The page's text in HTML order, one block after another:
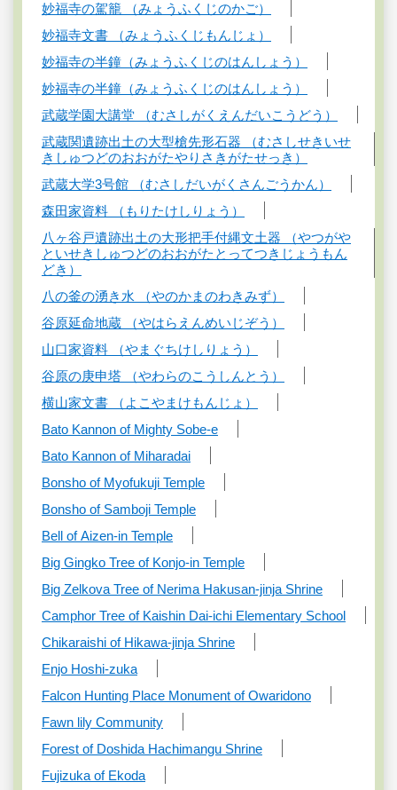
妙福寺の駕籠 （みょうふくじのかご）
妙福寺文書 （みょうふくじもんじょ）
妙福寺の半鐘（みょうふくじのはんしょう）
妙福寺の半鐘（みょうふくじのはんしょう）
武蔵学園大講堂 （むさしがくえんだいこうどう）
武蔵関遺跡出土の大型槍先形石器 （むさしせきいせ
きしゅつどのおおがたやりさきがたせっき）
武蔵大学3号館 （むさしだいがくさんごうかん）
森田家資料 （もりたけしりょう）
八ヶ谷戸遺跡出土の大形把手付縄文土器 （やつがや
といせきしゅつどのおおがたとってつきじょうもん
どき）
八の釜の湧き水 （やのかまのわきみず）
谷原延命地蔵 （やはらえんめいじぞう）
山口家資料 （やまぐちけしりょう）
谷原の庚申塔 （やわらのこうしんとう）
横山家文書 （よこやまけもんじょ）
Bato Kannon of Mighty Sobe-e
Bato Kannon of Miharadai
Bonsho of Myofukuji Temple
Bonsho of Samboji Temple
Bell of Aizen-in Temple
Big Gingko Tree of Konjo-in Temple
Big Zelkova Tree of Nerima Hakusan-jinja Shrine
Camphor Tree of Kaishin Dai-ichi Elementary School
Chikaraishi of Hikawa-jinja Shrine
Enjo Hoshi-zuka
Falcon Hunting Place Monument of Owaridono
Fawn lily Community
Forest of Doshida Hachimangu Shrine
Fujizuka of Ekoda